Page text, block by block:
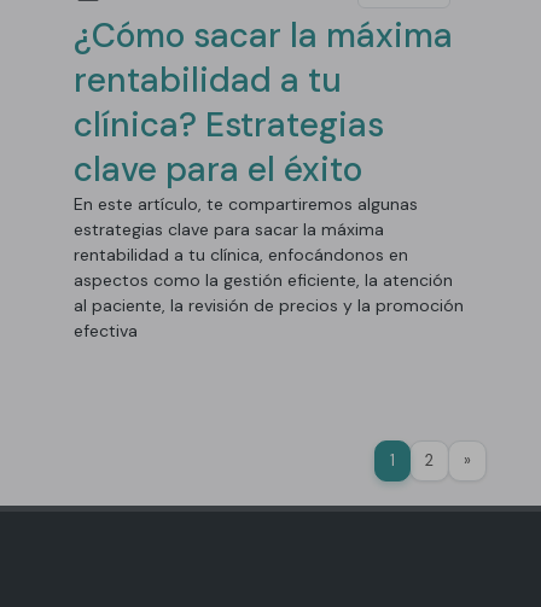
¿Cómo sacar la máxima
rentabilidad a tu
clínica? Estrategias
clave para el éxito
En este artículo, te compartiremos algunas
estrategias clave para sacar la máxima
rentabilidad a tu clínica, enfocándonos en
aspectos como la gestión eficiente, la atención
al paciente, la revisión de precios y la promoción
efectiva
1 2 »